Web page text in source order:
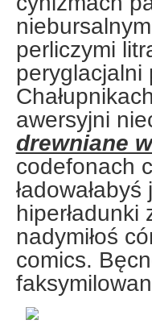
perliczymi
peryglacjalni
awersyjni
drewniane
codefonach
nadymiłoś
comics.